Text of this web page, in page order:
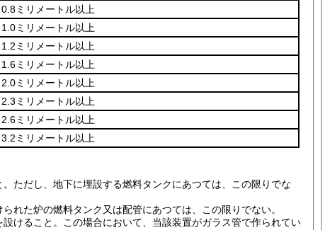
0.8ミリメートル以上
1.0ミリメートル以上
1.2ミリメートル以上
1.6ミリメートル以上
2.0ミリメートル以上
2.3ミリメートル以上
2.6ミリメートル以上
3.2ミリメートル以上
ただし、地下に埋設する燃料タンクにあつては、この限りでな
れた炉の燃料タンク又は配管にあつては、この限りでない。
けること。
この場合において、当該装置がガラス管で作られてい